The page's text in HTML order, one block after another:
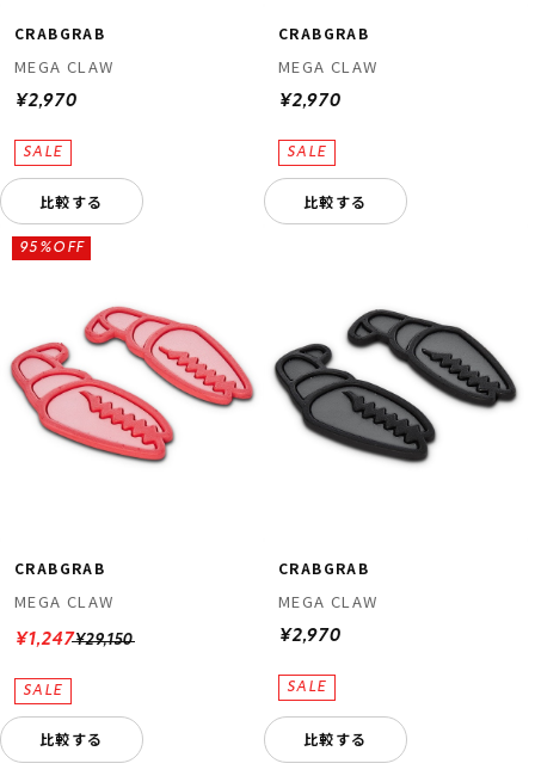
CRABGRAB
MEGA CLAW
¥2,970
比較する
CRABGRAB
MEGA CLAW
¥2,970
比較する
CRABGRAB
MEGA CLAW
¥29,150
95%OFF
¥1,247
比較する
CRABGRAB
MEGA CLAW
¥2,970
比較する